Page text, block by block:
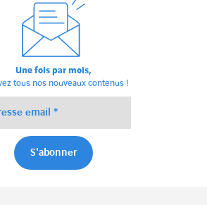
Une fois par mois,
tous nos nouveaux contenus !